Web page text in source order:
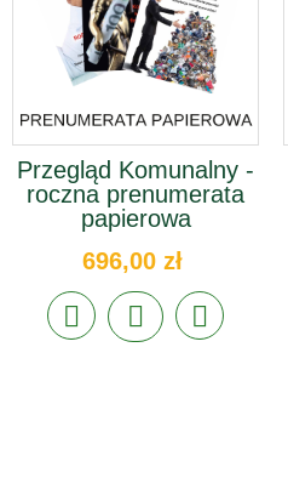
Przegląd Komunalny -
roczna prenumerata
papierowa
696,00 zł